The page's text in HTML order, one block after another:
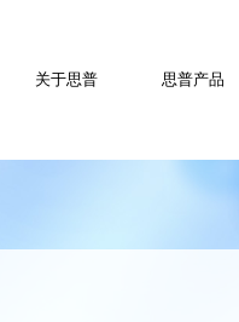
关于思普 思普产品